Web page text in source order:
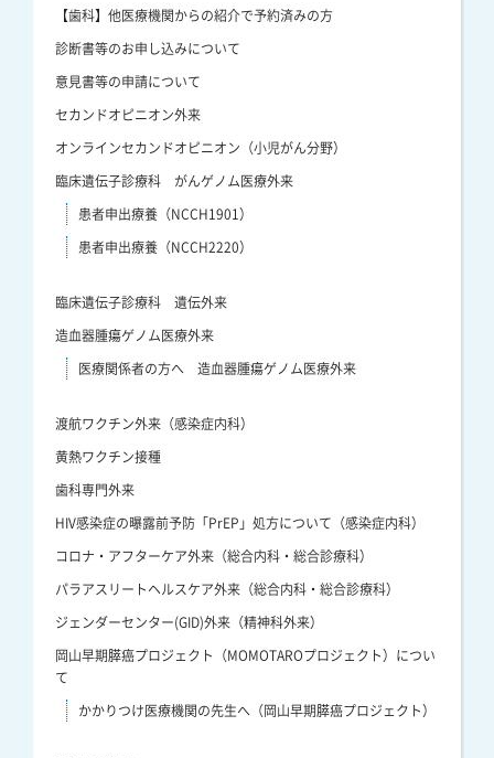
【歯科】他医療機関からの紹介で予約済みの方
診断書等のお申し込みについて
意見書等の申請について
セカンドオピニオン外来
オンラインセカンドオピニオン（小児がん分野）
臨床遺伝子診療科 がんゲノム医療外来
患者申出療養（NCCH1901）
患者申出療養（NCCH2220）
臨床遺伝子診療科 遺伝外来
造血器腫瘍ゲノム医療外来
医療関係者の方へ 造血器腫瘍ゲノム医療外来
渡航ワクチン外来（感染症内科）
黄熱ワクチン接種
歯科専門外来
HIV感染症の曝露前予防「PrEP」処方について（感染症内科）
コロナ・アフターケア外来（総合内科・総合診療科）
パラアスリートヘルスケア外来（総合内科・総合診療科）
ジェンダーセンター(GID)外来（精神科外来）
岡山早期膵癌プロジェクト（MOMOTAROプロジェクト）につい
て
かかりつけ医療機関の先生へ（岡山早期膵癌プロジェクト）